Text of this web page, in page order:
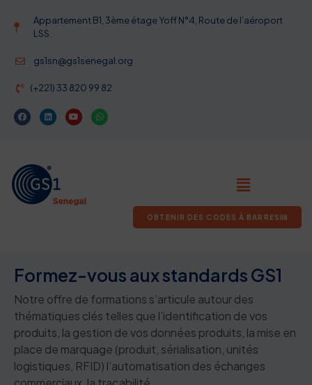
Appartement B1, 3ème étage Yoff N°4, Route de l’aéroport
LSS.
gs1sn@gs1senegal.org
(+221) 33 820 99 82
OBTENIR DES CODES À BARRES
Formez-vous aux standards GS1
Notre offre de formations s’articule autour des
thématiques clés telles que l’identification de vos
produits, la gestion de vos données produits, la mise en
place de marquage (produit, sérialisation, unités
logistiques, RFID) l’automatisation des échanges